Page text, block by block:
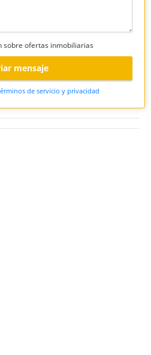
ofertas inmobiliarias
mensaje
de servicio y privacidad